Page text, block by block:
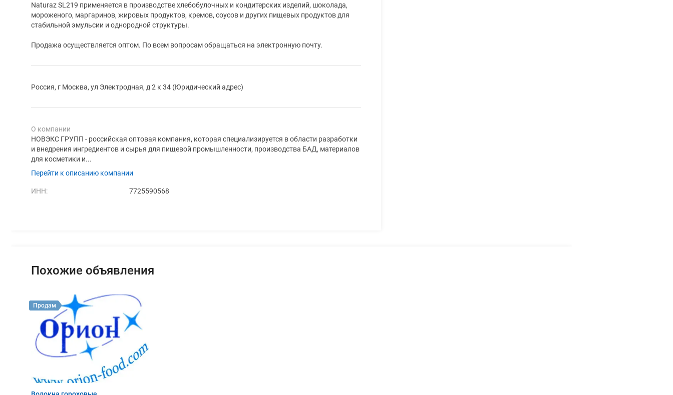
Naturaz SL219 применяется в производстве хлебобулочных и кондитерских изделий, шоколада,
мороженого, маргаринов, жировых продуктов, кремов, соусов и других пищевых продуктов для
стабильной эмульсии и однородной структуры.
Продажа осуществляется оптом. По всем вопросам обращаться на электронную почту.
Россия, г Москва, ул Электродная, д 2 к 34 (Юридический адрес)
О компании
НОВЭКС ГРУПП - российская оптовая компания, которая специализируется в области разработки
и внедрения ингредиентов и сырья для пищевой промышленности, производства БАД, материалов
для косметики и...
Перейти к описанию компании
ИНН: 7725590568
Похожие объявления
Продам